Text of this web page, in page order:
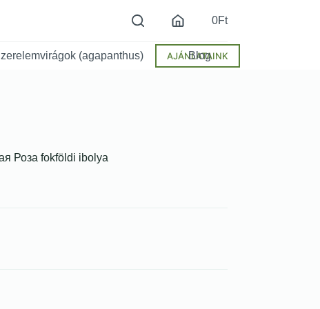
0Ft
(agapanthus) Blog
AJÁNLATAINK
Роза fokföldi ibolya